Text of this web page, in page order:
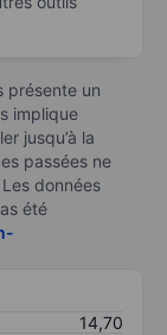
présente un
implique
jusqu’à la
passées ne
données
été
14,70